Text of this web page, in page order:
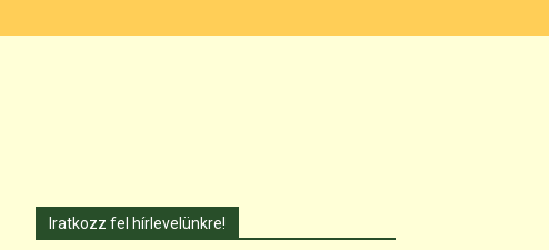
Iratkozz fel hírlevelünkre!